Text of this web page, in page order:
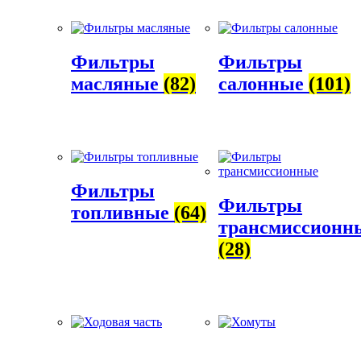
Фильтры
масляные (82)
Фильтры
салонные (101)
Фильтры
топливные (64)
Фильтры
(28)